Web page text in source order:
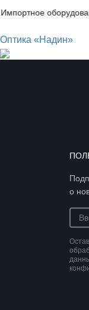
оборудование
Оптика «Надин»
о